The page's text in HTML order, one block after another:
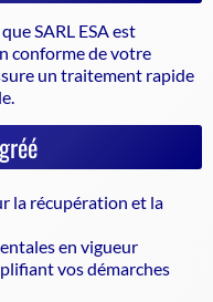
SARL ESA est
conforme de votre
un traitement rapide
la récupération et la
en vigueur
vos démarches